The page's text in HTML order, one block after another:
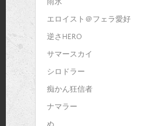
雨氷
エロイスト＠フェラ愛好
逆さHERO
サマースカイ
シロドラー
痴かん狂信者
ナマラー
ぬ